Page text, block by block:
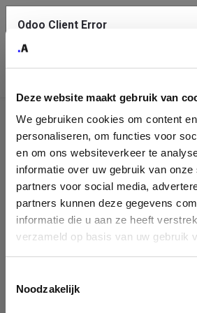
Deze website maakt gebruik van
We gebruiken cookies om content
personaliseren, om functies voor
en om ons websiteverkeer te
informatie over uw gebruik van onze
partners voor social media,
partners kunnen deze gegevens
informatie die u aan ze heeft
verzameld op basis van uw gebruik
Noodzakelijk
Company
Identification
Please fill in your company
You can search a company in our database
enterprise ID. When a company is
form. If you don't find your company in our
Odoo Client Error
service.
See details
Ok